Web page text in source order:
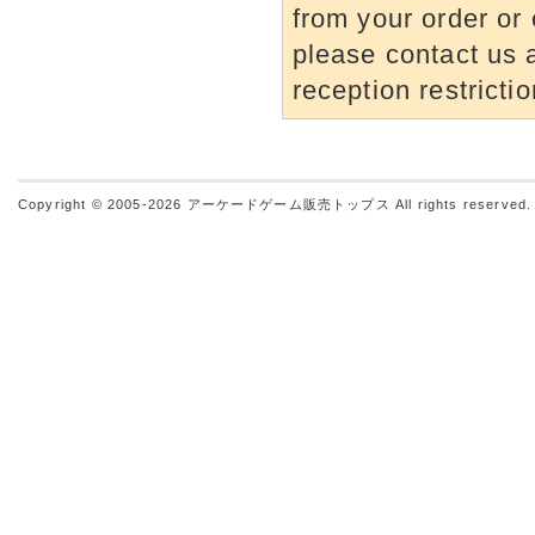
from your order or
please contact us
reception
Copyright © 2005-2026 アーケードゲーム販売トップス All rights reserved.